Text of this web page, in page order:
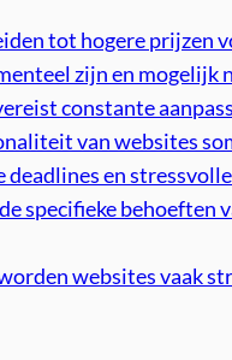
tot hogere prijzen
zijn en mogelijk
constante
van websites
en
specifieke
websites vaak